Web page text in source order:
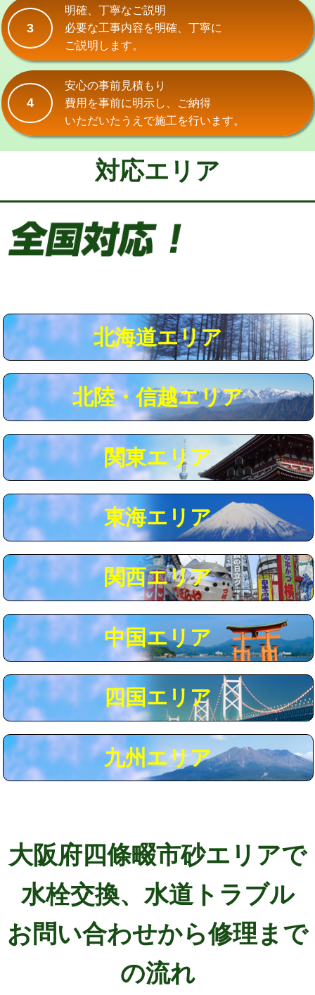
持込商品取付（単水栓）
持込商品取付（混合水栓） 16,500円
持込商品取付（浄水器・分岐水栓） 16,500円
給水管工事※（ホール加工)
給水管工事※（バンド止め) 3,300円
給水管工事※（支持金具設置) 5,500円
給水管工事※（保温材使用（バンド止
5,500円
給水管工事※（土の掘削・埋め戻し作
業)
用（追加）/3ｍ超え)
給水管工事※（ライニング鋼管・銅
44,000円
給水管工事※（ライニング鋼管・銅
管・ポリ管・HT管使用/3ｍ超え)
+8,800円
マス交換（土の掘削・埋め戻し作業） 11,000円~
マス交換（深さ50㎝未満） 55,000円
マス交換（深さ50㎝以上） 66,000円
コンクリート斫り（厚さ10㎝まで） 27,500円
コンクリート斫り（厚さ10㎝超え） 38,500円
モルタル補修（厚さ10㎝まで） 27,500円
追加人工 16,500円
※給水管工事は20mmまでの価格です。
3
明確、丁寧なご説明
必要な工事内容を明確、丁寧に
ご説明します。
4
安心の事前見積もり
費用を事前に明示し、ご納得
いただいたうえで施工を行います。
対応エリア
北海道エリア
北陸・信越エリア
関東エリア
東海エリア
関西エリア
中国エリア
四国エリア
九州エリア
大阪府四條畷市砂エリアで
水栓交換、水道トラブル
お問い合わせから修理まで
の流れ